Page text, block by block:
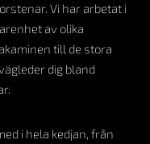
Vi har arbetat i
av olika
till de stora
dig bland
i hela kedjan, från